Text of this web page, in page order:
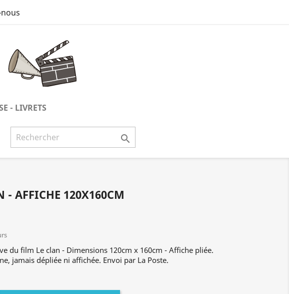
- LIVRETS

- AFFICHE 120X160CM
du film Le clan - Dimensions 120cm x 160cm - Affiche pliée.
jamais dépliée ni affichée. Envoi par La Poste.